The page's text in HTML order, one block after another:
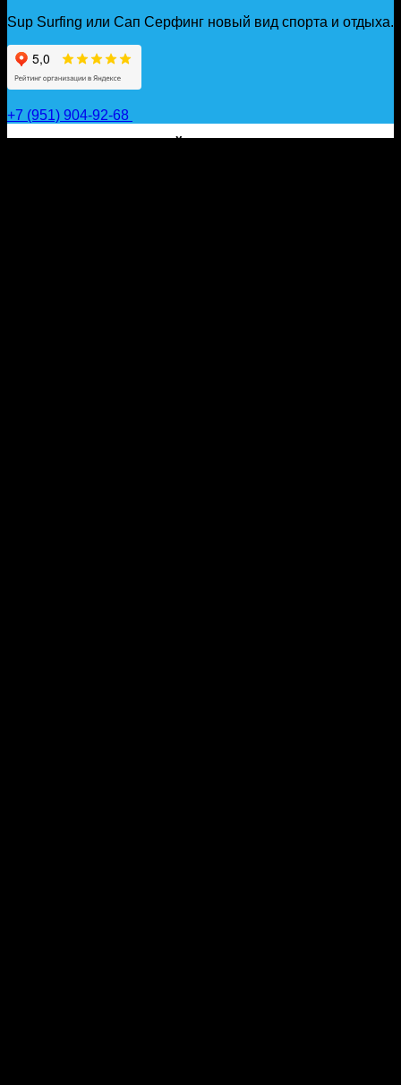
Sup Surfing или Сап Серфинг новый вид спорта и отдыха.
+7 (951) 904-92-68